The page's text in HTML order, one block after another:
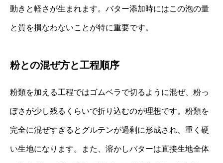
動きと軽さが生まれます。バター添加時にはこの泡の量
と質を損なわないことが特に重要です。
粉との混ぜ方と工程順序
粉類を加える工程ではゴムベラで切るように混ぜ、粉っ
ぽさが少し残るくらいで折り込むのが理想です。粉類を
完全に混ぜすぎるとグルテンが過剰に形成され、重く硬
い生地になります。また、溶かしバターは直接生地全体